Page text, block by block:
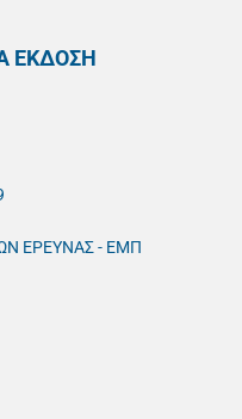
ΕΚΔΟΣΗ
ΕΡΕΥΝΑΣ - ΕΜΠ